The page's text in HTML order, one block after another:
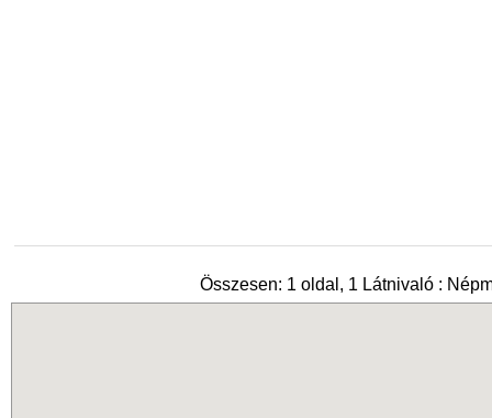
Összesen: 1 oldal, 1 Látnivaló :